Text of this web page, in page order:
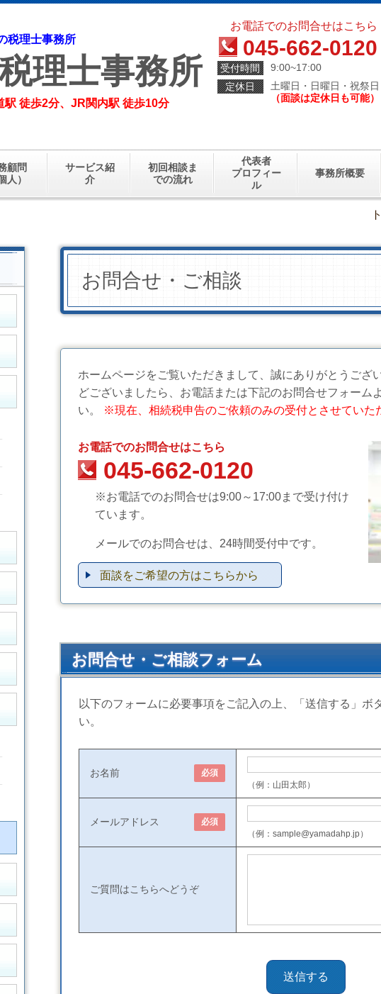
税理士事務所
理士事務所
徒歩2分、JR関内駅 徒歩10分
お電話でのお問合せはこちら
045-662-0120
受付時間
9:00~17:00
定休日
土曜日・日曜日・祝祭日
（面談は定休日も可能）
顧問
人）
サービス紹
介
初回相談ま
での流れ
代表者
プロフィー
ル
事務所概要
お問合せ・ご相談
ホームページをご覧いただきまして、誠にありがとうござ
どございましたら、お電話または下記のお問合せフォーム
い。
※現在、相続税申告のご依頼のみの受付とさせていた
お電話でのお問合せはこちら
045-662-0120
※お電話でのお問合せは9:00～17:00まで受け付け
ています。
メールでのお問合せは、24時間受付中です。
面談をご希望の方はこちらから
お問合せ・ご相談フォーム
以下のフォームに必要事項をご記入の上、「送信する」ボ
い。
お名前
必須
（例：山田太郎）
メールアドレス
必須
（例：sample@yamadahp.jp）
ご質問はこちらへどうぞ